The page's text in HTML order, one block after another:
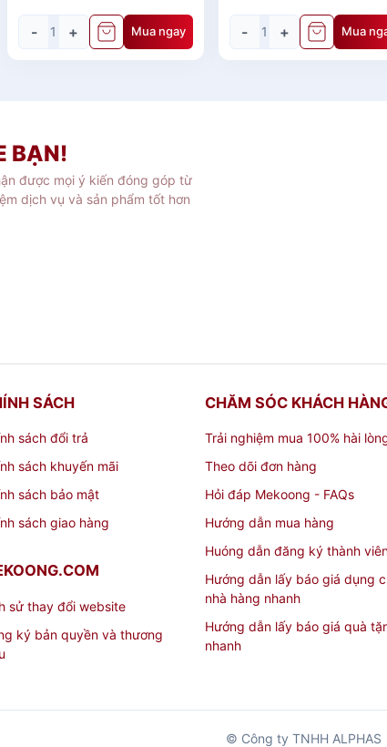
- + Mua ngay - + Mua
BẠN!
được mọi ý kiến đóng góp từ
dịch vụ và sản phẩm tốt hơn
SÁCH
sách đổi trả
sách khuyến mãi
sách bảo mật
sách giao hàng
sử thay đổi website
ký bản quyền và thương
CHĂM SÓC KHÁCH
Trải nghiệm mua 100% hài
Theo dõi đơn hàng
Hỏi đáp Mekoong - FAQs
Hướng dẫn mua hàng
Huóng dẫn đăng ký thành
Hướng dẫn lấy báo giá dụng
nhà hàng nhanh
Hướng dẫn lấy báo giá quà
nhanh
© Công ty TNHH ALPHAS